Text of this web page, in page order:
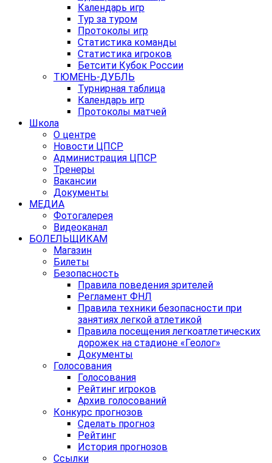
Календарь игр
Тур за туром
Протоколы игр
Статистика команды
Статистика игроков
Бетсити Кубок России
ТЮМЕНЬ-ДУБЛЬ
Турнирная таблица
Календарь игр
Протоколы матчей
Школа
О центре
Новости ЦПСР
Администрация ЦПСР
Тренеры
Вакансии
Документы
МЕДИА
Фотогалерея
Видеоканал
БОЛЕЛЬЩИКАМ
Магазин
Билеты
Безопасность
Правила поведения зрителей
Регламент ФНЛ
Правила техники безопасности при
занятиях легкой атлетикой
Правила посещения легкоатлетических
дорожек на стадионе «Геолог»
Документы
Голосования
Голосования
Рейтинг игроков
Архив голосований
Конкурс прогнозов
Сделать прогноз
Рейтинг
История прогнозов
Ссылки